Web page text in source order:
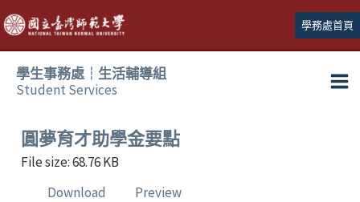
跳
至
主
學務處首頁
學生事務處┆生活輔導組
Student Services
圓夢育才助學金要點
File size: 68.76 KB
Download
Preview